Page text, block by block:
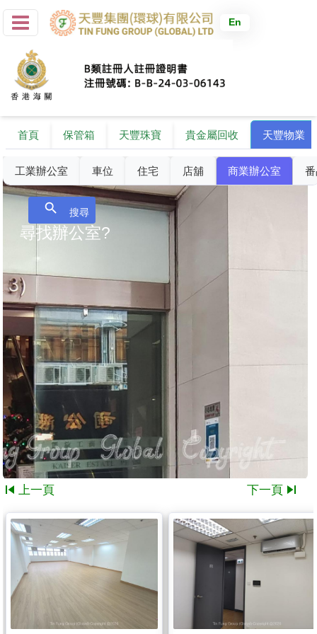
En
首頁 保管箱 天豐珠寶 貴金屬回收 天豐物業
工業辦公室 車位 住宅 店舖 商業辦公室
search 搜尋
尋找辦公室?
skip_previous 上一頁 下一頁 skip_next